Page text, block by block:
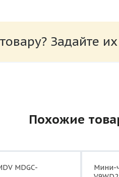
Задайте
Похожие
MDGC-
Мини-